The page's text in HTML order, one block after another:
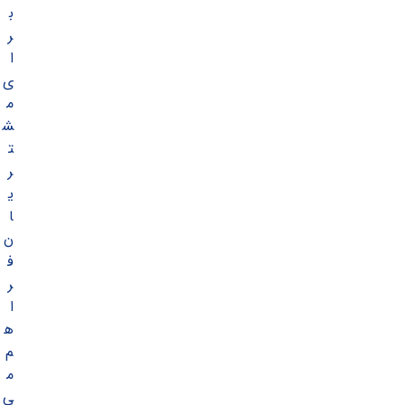
ب
ر
ا
ی
م
ش
ت
ر
ی
ا
ن
ف
ر
ا
ه
م
م
ی